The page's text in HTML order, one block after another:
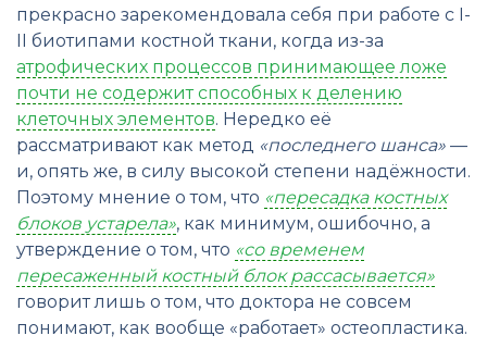
прекрасно зарекомендовала себя при работе с I-
II биотипами костной ткани, когда из-за
атрофических процессов принимающее ложе
почти не содержит способных к делению
клеточных элементов. Нередко её
рассматривают как метод «последнего шанса» —
и, опять же, в силу высокой степени надёжности.
Поэтому мнение о том, что «пересадка костных
блоков устарела», как минимум, ошибочно, а
утверждение о том, что «со временем
пересаженный костный блок рассасывается»
говорит лишь о том, что доктора не совсем
понимают, как вообще «работает» остеопластика.